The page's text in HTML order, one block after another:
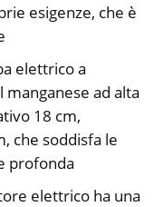
esigenze, che è
elettrico a
manganese ad alta
18 cm,
che soddisfa le
profonda
elettrico ha una